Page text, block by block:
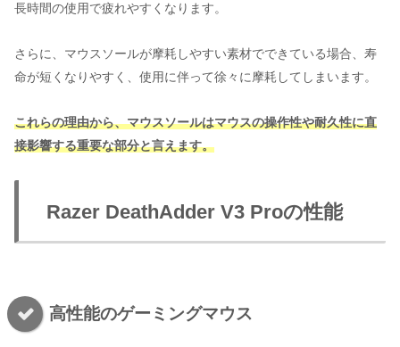
長時間の使用で疲れやすくなります。
さらに、マウスソールが摩耗しやすい素材でできている場合、寿
命が短くなりやすく、使用に伴って徐々に摩耗してしまいます。
これらの理由から、マウスソールはマウスの操作性や耐久性に直
接影響する重要な部分と言えます。
Razer DeathAdder V3 Proの性能
高性能のゲーミングマウス